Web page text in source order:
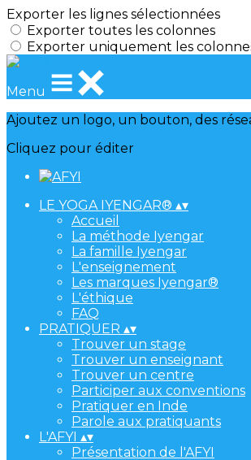
Exporter les lignes sélectionnées
Exporter toutes les colonnes
Exporter uniquement les
Menu
Ajoutez un logo, un bouton, des
Cliquez pour éditer
LE YOGA IYENGAR® ▴▾
Accueil
La méthode Iyengar
La famille Iyengar
L'enseignement
Les marques Iyengar®
L'éthique
FAQ
PRATIQUER ▴▾
Trouver un stage
Trouver un enseignant
Trouver un centre
Participer aux conventions
Pratiquer en Inde
Parole aux pratiquants
L'AFYI ▴▾
Présentation de l'AFYI